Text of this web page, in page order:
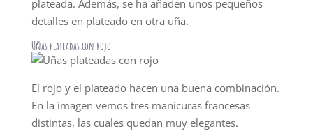
plateada. Además, se ha añaden unos pequeños
detalles en plateado en otra uña.
Uñas plateadas con rojo
El rojo y el plateado hacen una buena combinación.
En la imagen vemos tres manicuras francesas
distintas, las cuales quedan muy elegantes.